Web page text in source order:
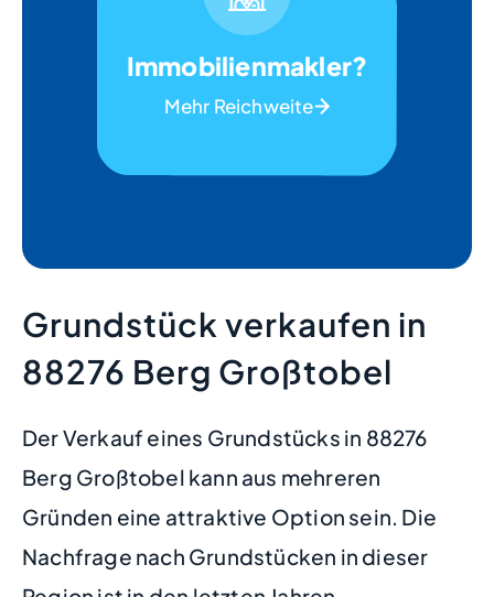
Immobilienmakler?
Mehr Reichweite
Grundstück verkaufen in
88276 Berg Großtobel
Der Verkauf eines Grundstücks in 88276
Berg Großtobel kann aus mehreren
Gründen eine attraktive Option sein. Die
Nachfrage nach Grundstücken in dieser